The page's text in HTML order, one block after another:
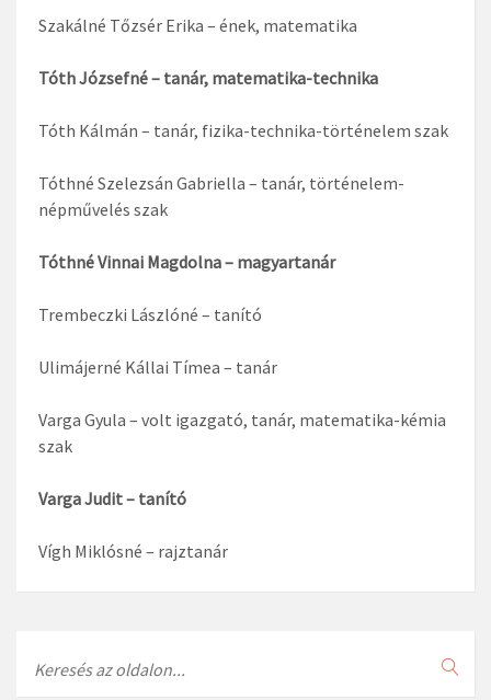
Szakálné Tőzsér Erika – ének, matematika
Tóth Józsefné – tanár, matematika-technika
Tóth Kálmán – tanár, fizika-technika-történelem szak
Tóthné Szelezsán Gabriella – tanár, történelem-
népművelés szak
Tóthné Vinnai Magdolna – magyartanár
Trembeczki Lászlóné – tanító
Ulimájerné Kállai Tímea – tanár
Varga Gyula – volt igazgató, tanár, matematika-kémia
szak
Varga Judit – tanító
Vígh Miklósné – rajztanár